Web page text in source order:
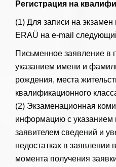
Регистрация на
(1) Для записи на
ERAÜ на e-mail
Письменное заявление в
указанием имени и
рождения, места
квалификационного
(2) Экзаменационная
информацию с указанием
заявителем сведений и
недостатках в заявлении
момента получения